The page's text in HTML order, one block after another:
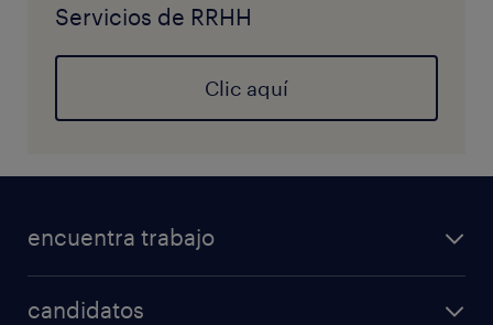
Servicios de RRHH
Clic aquí
encuentra trabajo
candidatos